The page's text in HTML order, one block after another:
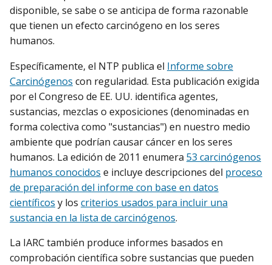
disponible, se sabe o se anticipa de forma razonable
que tienen un efecto carcinógeno en los seres
humanos.
Específicamente, el NTP publica el Informe sobre
Carcinógenos con regularidad. Esta publicación exigida
por el Congreso de EE. UU. identifica agentes,
sustancias, mezclas o exposiciones (denominadas en
forma colectiva como "sustancias") en nuestro medio
ambiente que podrían causar cáncer en los seres
humanos. La edición de 2011 enumera 53 carcinógenos
humanos conocidos e incluye descripciones del proceso
de preparación del informe con base en datos
científicos y los criterios usados para incluir una
sustancia en la lista de carcinógenos.
La IARC también produce informes basados en
comprobación científica sobre sustancias que pueden